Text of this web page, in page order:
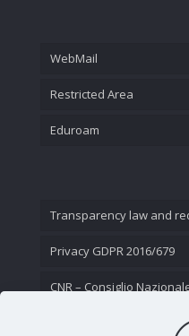
WebMail
Restricted Area
Eduroam
Transparency law and
Privacy GDPR 2016/679
CNR – Consiglio